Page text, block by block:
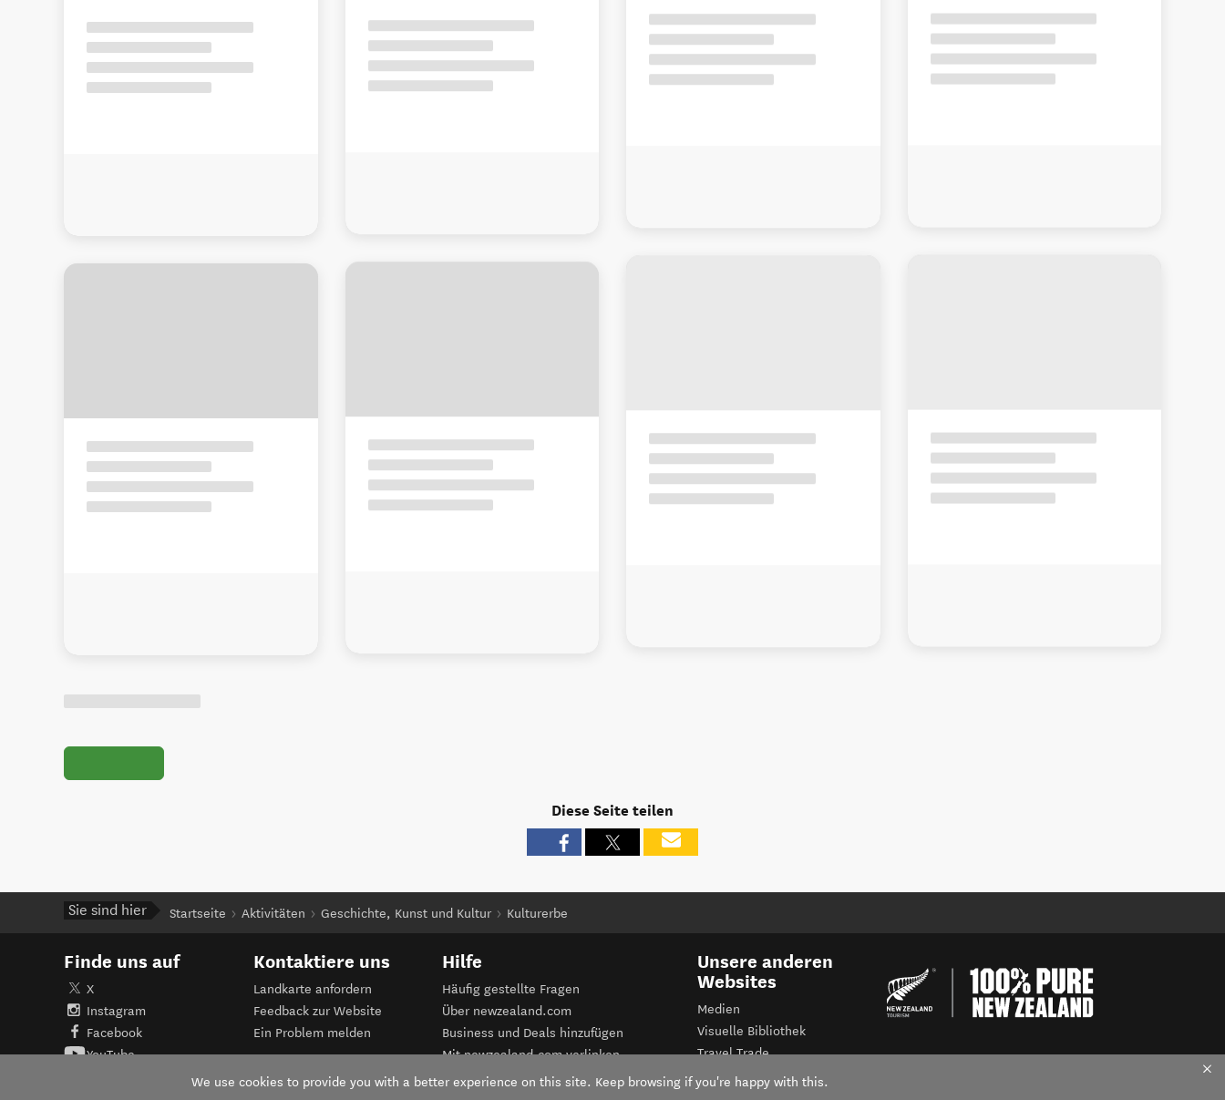
Diese Seite teilen
Sie sind hier Startseite Aktivitäten Geschichte, Kunst und Kultur Kulturerbe
Finde uns auf
X
Instagram
Facebook
YouTube
Kontaktiere uns
Landkarte anfordern
Feedback zur Website
Ein Problem melden
Hilfe
Häufig gestellte Fragen
Über newzealand.com
Business und Deals hinzufügen
Mit newzealand.com verlinken
Nutzungsbedingungen
Unsere anderen
Websites
Medien
Visuelle Bibliothek
Travel Trade
Business Events
We use cookies to provide you with a better experience on this site. Keep browsing if you're happy with this.